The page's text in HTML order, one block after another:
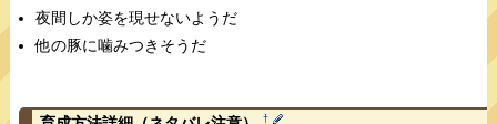
夜間しか姿を現せないようだ
他の豚に噛みつきそうだ
†